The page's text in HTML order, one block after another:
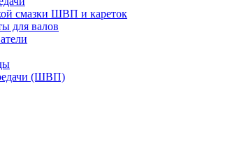
смазки ШВП и кареток
для валов
(ШВП)